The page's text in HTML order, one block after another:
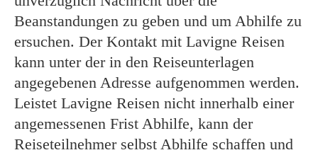
Beanstandungen zu geben und um Abhilfe zu
ersuchen. Der Kontakt mit Lavigne Reisen
kann unter der in den Reiseunterlagen
angegebenen Adresse aufgenommen werden.
Leistet Lavigne Reisen nicht innerhalb einer
angemessenen Frist Abhilfe, kann der
Reiseteilnehmer selbst Abhilfe schaffen und